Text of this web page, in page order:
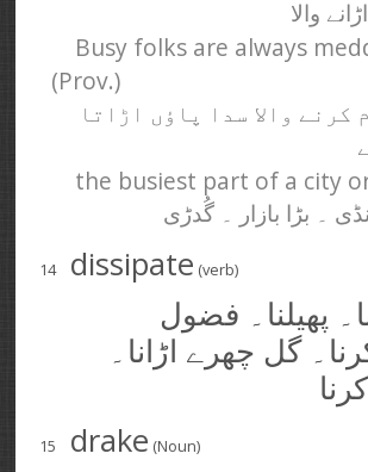
والا
Busy folks are always
(Prov.)
کرنے والا سدا پاؤں اڑاتا
the busiest part of a city
۔ بڑا بازار ۔ گُدڑی
14 dissipate (verb)
پھیلنا۔ فضول
گل چھرے اڑانا۔
15 drake (Noun)